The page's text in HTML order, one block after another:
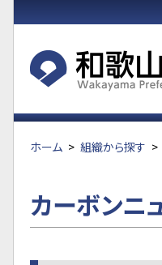
ホーム > 組織から探す >
カーボンニ